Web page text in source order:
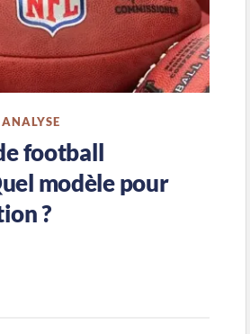
football
modèle pour
?